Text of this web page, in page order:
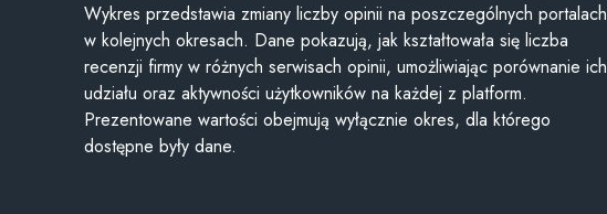
Wykres przedstawia zmiany liczby opinii na poszczególnych portalach
w kolejnych okresach. Dane pokazują, jak kształtowała się liczba
recenzji firmy w różnych serwisach opinii, umożliwiając porównanie ich
udziału oraz aktywności użytkowników na każdej z platform.
Prezentowane wartości obejmują wyłącznie okres, dla którego
dostępne były dane.